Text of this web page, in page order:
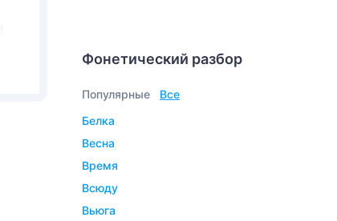
Фонетический разбор
Популярные
Все
белка
весна
время
всюду
вьюга